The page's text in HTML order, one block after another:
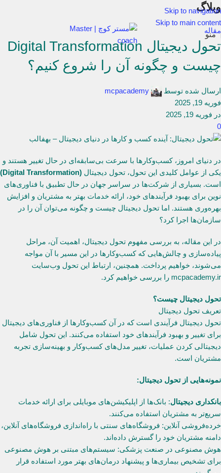
Skip to navigation
Skip to main content
منو
وبلاگ
مقاله
تحول دیجیتال Digital Transformation
چیست و چگونه آن را شروع کنیم؟
ارسال شده توسط
mcpacademy
فوریه 19, 2025
در فوریه 19, 2025
0
در دنیای امروز، کسب‌وکارها با سرعت بی‌سابقه‌ای در حال تغییر هستند و
یکی از عوامل کلیدی این تحول، تحول دیجیتال (Digital Transformation)
است. بسیاری از شرکت‌ها در سراسر جهان در حال تطبیق با فناوری‌های
نوین برای بهبود فرآیندهای خود، ارائه خدمات بهتر به مشتریان و افزایش
بهره‌وری هستند. اما تحول دیجیتال چیست و چگونه می‌توان آن را در
سازمان‌ها اجرا کرد؟
در این مقاله، به بررسی مفهوم تحول دیجیتال، اهمیت آن، مراحل
پیاده‌سازی و چالش‌هایی که کسب‌وکارها در این مسیر با آن مواجه
می‌شوند، خواهیم پرداخت. همچنین، ارتباط این تحول وب‌سایت
mcpacademy.ir را بررسی خواهیم کرد.
تحول دیجیتال چیست؟
تعریف تحول دیجیتال
تحول دیجیتال فرآیندی است که در آن کسب‌وکارها از فناوری‌های دیجیتال
برای تغییر و بهبود فرآیندهای خود استفاده می‌کنند. این تحول شامل
دیجیتالی کردن عملیات، تغییر مدل‌های کسب‌وکار و بهینه‌سازی تجربه
مشتریان است.
نمونه‌هایی از تحول دیجیتال:
بانکداری دیجیتال: بانک‌ها از اپلیکیشن‌های موبایلی برای ارائه خدمات
سریع‌تر به مشتریان استفاده می‌کنند.
خرده‌فروشی آنلاین: فروشگاه‌های سنتی با راه‌اندازی فروشگاه‌های آنلاین،
دامنه مشتریان خود را گسترش داده‌اند.
هوش مصنوعی در صنعت پزشکی: سیستم‌های مبتنی بر هوش مصنوعی
برای تشخیص بیماری‌ها و پیشنهاد درمان‌های بهتر مورد استفاده قرار